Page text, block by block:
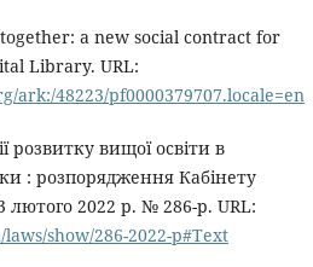
a new social contract for
Library. URL:
ark:/48223/pf0000379707.locale=en
розвитку вищої освіти в
: розпорядження Кабінету
лютого 2022 р. № 286-р. URL:
show/286-2022-р#Text